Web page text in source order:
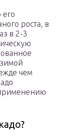
роста, в
в 2-3
чем